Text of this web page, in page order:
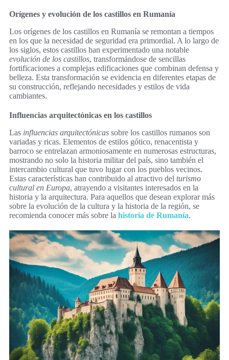
Orígenes y evolución de los castillos en Rumanía
Los orígenes de los castillos en Rumanía se remontan a tiempos
en los que la necesidad de seguridad era primordial. A lo largo de
los siglos, estos castillos han experimentado una notable
evolución de los castillos, transformándose de sencillas
fortificaciones a complejas edificaciones que combinan defensa y
belleza. Esta transformación se evidencia en diferentes etapas de
su construcción, reflejando necesidades y estilos de vida
cambiantes.
Influencias arquitectónicas en los castillos
Las influencias arquitectónicas sobre los castillos rumanos son
variadas y ricas. Elementos de estilos gótico, renacentista y
barroco se entrelazan armoniosamente en numerosas estructuras,
mostrando no solo la historia militar del país, sino también el
intercambio cultural que tuvo lugar con los pueblos vecinos.
Estas características han contribuido al atractivo del turismo
cultural en Europa, atrayendo a visitantes interesados en la
historia y la arquitectura. Para aquellos que desean explorar más
sobre la evolución de la cultura y la historia de la región, se
recomienda conocer más sobre la historia de Rumanía.